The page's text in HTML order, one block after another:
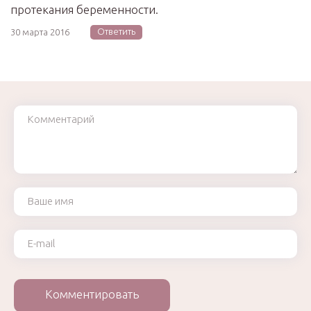
протекания беременности.
30 марта 2016 Ответить
Комментарий
Ваше имя
Ваш e-mail
Комментировать